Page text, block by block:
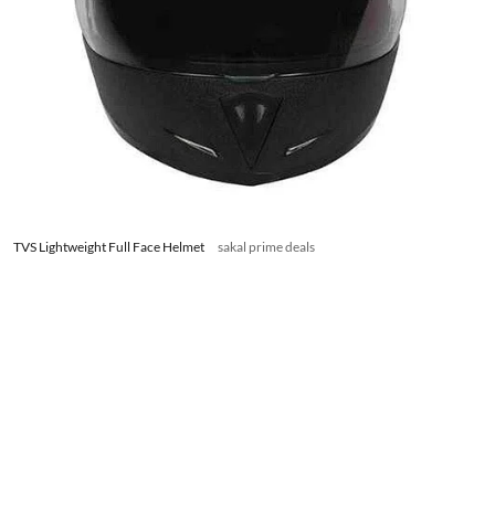
TVS Lightweight Full Face Helmet sakal prime deals